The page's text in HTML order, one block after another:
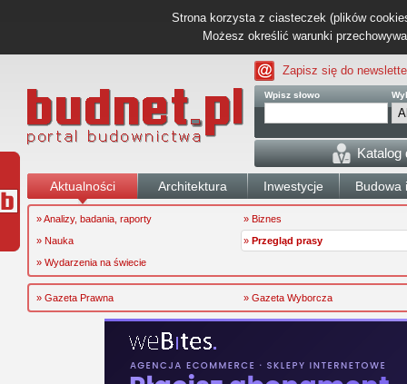
Strona korzysta z ciasteczek (plików
Możesz określić warunki
Zapisz się do
Wpisz słowo
Katalog
Aktualności Architektura Inwestycje Budowa
» Analizy, badania, raporty
» Biznes
» Nauka
» Przegląd prasy
» Wydarzenia na świecie
» Gazeta Prawna » Gazeta Wyborcza